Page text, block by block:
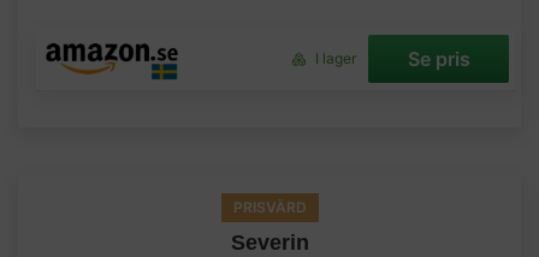
I lager Se pris
PRISVÄRD
Severin